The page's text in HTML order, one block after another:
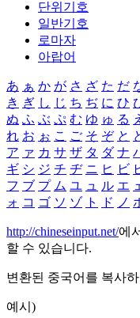
단위기호
일반기호
로마자
아랍어
あ ぁ か が さ ざ た だ
き ぎ し じ ち ぢ に ひ
ぬ ふ ぶ ぷ む ゆ ゅ る
れ お ぉ こ ご そ ぞ と
ア ァ カ サ ザ タ ダ ナ
ギ シ ジ チ ヂ ニ ヒ ビ
フ ブ プ ム ユ ュ ル エ
ォ コ ゴ ソ ゾ ト ド ノ
http://chineseinput.net/에
할 수 있습니다.
변환된 중국어를 복사
예시)